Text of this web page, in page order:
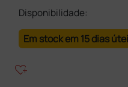
Disponibilidade:
Em stock em 15 dias
heart_plus